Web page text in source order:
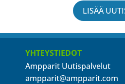
LISÄÄ
YHTEYSTIEDOT
Ampparit Uutispalvelut
ampparit@ampparit.com